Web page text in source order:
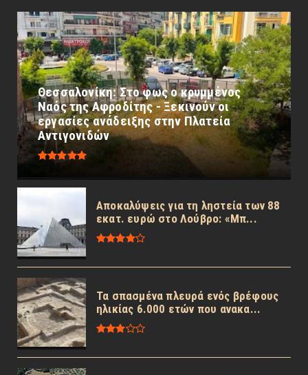
Θεσσαλονίκη: Στο φως ο κρυμμένος
Ναός της Αφροδίτης - Ξεκινούν οι
εργασίες ανάδειξης στην Πλατεία
Αντιγονιδών
Αποκαλύψεις για τη ληστεία των 88
εκατ. ευρώ στο Λούβρο: «Μπ...
Τα σπασμένα πλευρά ενός βρέφους
ηλικίας 6.000 ετών που ανακα...